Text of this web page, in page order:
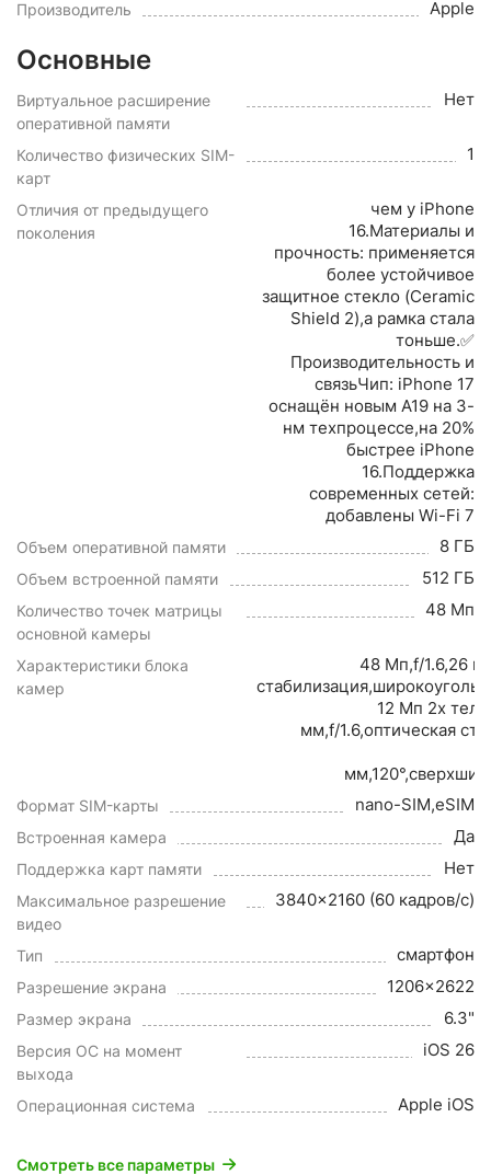
Производитель Apple
Основные
Виртуальное расширение
оперативной памяти
Нет
Количество физических SIM-
карт
1
Отличия от предыдущего
поколения
чем у iPhone
16.Материалы и
прочность: применяется
более устойчивое
защитное стекло (Ceramic
Shield 2),а рамка стала
тоньше.✅
Производительность и
связьЧип: iPhone 17
оснащён новым A19 на 3-
нм техпроцессе,на 20%
быстрее iPhone
16.Поддержка
современных сетей:
добавлены Wi-Fi 7
Объем оперативной памяти 8 ГБ
Объем встроенной памяти 512 ГБ
Количество точек матрицы
основной камеры
48 Мп
Характеристики блока
камер
48 Мп,f/1.6,26
12 Мп 2x
мм,f/1.6,оптическая
Формат SIM-карты nano-SIM,eSIM
Встроенная камера Да
Поддержка карт памяти Нет
Максимальное разрешение
видео
3840x2160 (60 кадров/с)
Тип смартфон
Разрешение экрана 1206x2622
Размер экрана 6.3"
Версия ОС на момент
выхода
iOS 26
Операционная система Apple iOS
Смотреть все параметры